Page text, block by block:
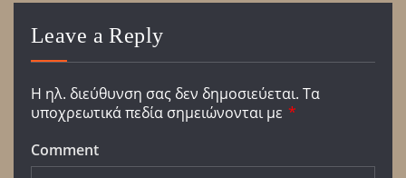
Leave a Reply
Η ηλ. διεύθυνση σας δεν δημοσιεύεται. Τα
υποχρεωτικά πεδία σημειώνονται με *
Comment